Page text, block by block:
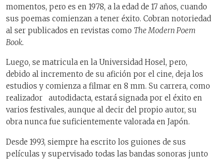
momentos, pero es en 1978, a la edad de 17 años, cuando
sus poemas comienzan a tener éxito. Cobran notoriedad
al ser publicados en revistas como The Modern Poem
Book.
Luego, se matricula en la Universidad Hosel, pero,
debido al incremento de su afición por el cine, deja los
estudios y comienza a filmar en 8 mm. Su carrera, como
realizador autodidacta, estará signada por el éxito en
varios festivales, aunque al decir del propio autor, su
obra nunca fue suficientemente valorada en Japón.
Desde 1993, siempre ha escrito los guiones de sus
películas y supervisado todas las bandas sonoras junto